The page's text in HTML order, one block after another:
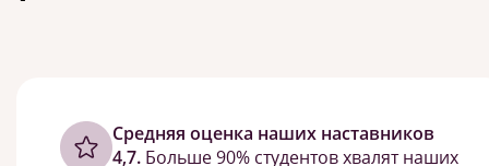
Cредняя оценка наших наставников
4,7. Больше 90% студентов хвалят наших